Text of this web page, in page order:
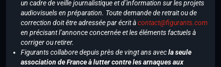
un cadre de veille journalistique et d’information sur les projets
audiovisuels en préparation. Toute demande de retrait ou de
correction doit être adressée par écrit àcontact@figurants.com
en précisant l’annonce concernée et les éléments factuels à
corriger ou retirer.
Figurants collabore depuis près de vingt ans avecla seule
association de France à lutter contre les arnaques aux